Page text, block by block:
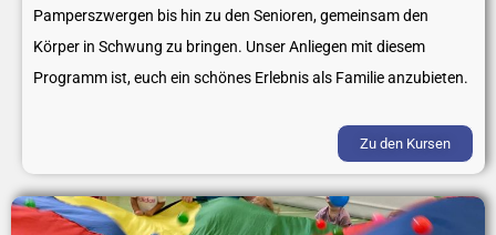
Pamperszwergen bis hin zu den Senioren,gemeinsam den
Körper in Schwung zu bringen. Unser Anliegen mit diesem
Programm ist, euch ein schönes Erlebnis als Familie anzubieten.
Zu den Kursen